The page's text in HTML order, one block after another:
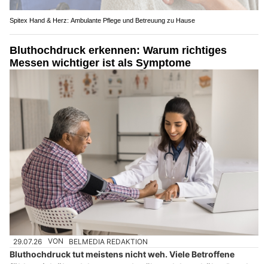
Spitex Hand & Herz: Ambulante Pflege und Betreuung zu Hause
Bluthochdruck erkennen: Warum richtiges
Messen wichtiger ist als Symptome
29.07.26 VON BELMEDIA REDAKTION
Bluthochdruck tut meistens nicht weh. Viele Betroffene